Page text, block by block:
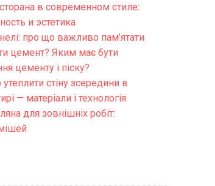
в современном стиле:
и эстетика
про що важливо пам’ятати
цемент? Яким має бути
цементу і піску?
стіну зсередини в
— матеріали і технологія
для зовнішніх робіт: